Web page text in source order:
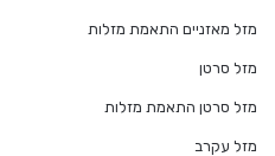
מזל מאזניים התאמת מזלות
מזל סרטן
מזל סרטן התאמת מזלות
מזל עקרב